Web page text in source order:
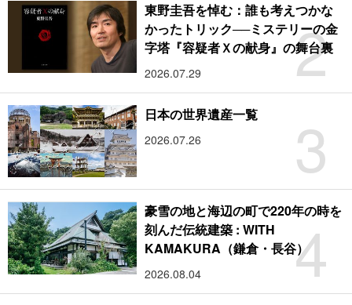
2
東野圭吾を悼む：誰も考えつかな
かったトリック──ミステリーの金
字塔『容疑者Ｘの献身』の舞台裏
2026.07.29
3
日本の世界遺産一覧
2026.07.26
4
豪雪の地と海辺の町で220年の時を
刻んだ伝統建築 : WITH
KAMAKURA（鎌倉・長谷）
2026.08.04